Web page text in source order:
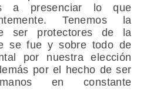
a presenciar lo que
Tenemos la
ser protectores de la
se fue y sobre todo de
por nuestra elección
por el hecho de ser
en constante